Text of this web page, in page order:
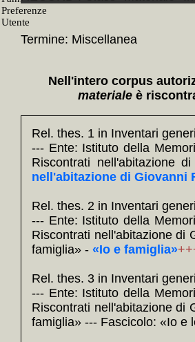
Termine: Miscellanea
Nell'intero corpus
materialeè
Rel. thes. 1 in Inventari
--- Ente: Istituto della
Riscontrati nell'abitazione
nell'abitazione di Giovanni
Rel. thes. 2 in Inventari
--- Ente: Istituto della
Riscontrati nell'abitazione di
famiglia» - «Io e famiglia»
Rel. thes. 3 in Inventari
--- Ente: Istituto della
Riscontrati nell'abitazione di
famiglia» --- Fascicolo: «Io e